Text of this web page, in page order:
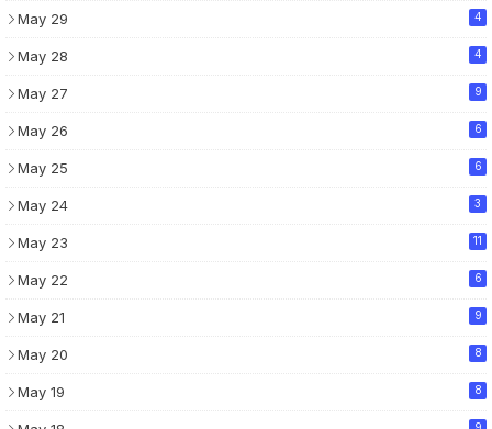
May 29 4
May 28 4
May 27 9
May 26 6
May 25 6
May 24 3
May 23 11
May 22 6
May 21 9
May 20 8
May 19 8